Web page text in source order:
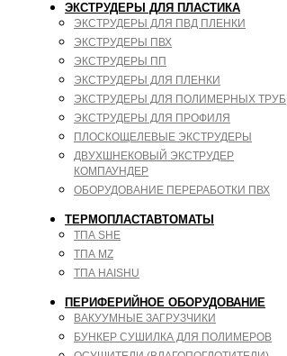
ЭКСТРУДЕРЫ ДЛЯ ПЛАСТИКА
ЭКСТРУДЕРЫ ДЛЯ ПВД ПЛЕНКИ
ЭКСТРУДЕРЫ ПВХ
ЭКСТРУДЕРЫ ПП
ЭКСТРУДЕРЫ ДЛЯ ПЛЕНКИ
ЭКСТРУДЕРЫ ДЛЯ ПОЛИМЕРНЫХ ТРУБ
ЭКСТРУДЕРЫ ДЛЯ ПРОФИЛЯ
ПЛОСКОЩЕЛЕВЫЕ ЭКСТРУДЕРЫ
ДВУХШНЕКОВЫЙ ЭКСТРУДЕР
КОМПАУНДЕР
ОБОРУДОВАНИЕ ПЕРЕРАБОТКИ ПВХ
ТЕРМОПЛАСТАВТОМАТЫ
ТПА SHE
ТПА MZ
ТПА HAISHU
ПЕРИФЕРИЙНОЕ ОБОРУДОВАНИЕ
ВАКУУМНЫЕ ЗАГРУЗЧИКИ
БУНКЕР СУШИЛКА ДЛЯ ПОЛИМЕРОВ